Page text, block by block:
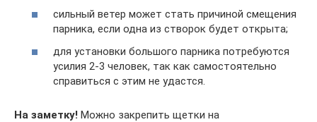
сильный ветер может стать причиной смещения
парника, если одна из створок будет открыта;
для установки большого парника потребуются
усилия 2-3 человек, так как самостоятельно
справиться с этим не удастся.
На заметку! Можно закрепить щетки на